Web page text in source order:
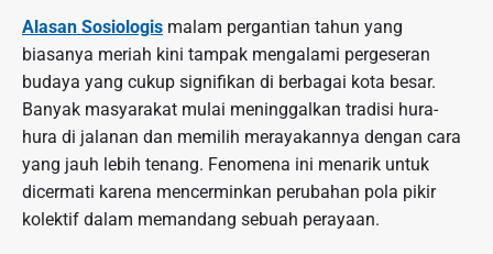
Alasan Sosiologis malam pergantian tahun yang
biasanya meriah kini tampak mengalami pergeseran
budaya yang cukup signifikan di berbagai kota besar.
Banyak masyarakat mulai meninggalkan tradisi hura-
hura di jalanan dan memilih merayakannya dengan cara
yang jauh lebih tenang. Fenomena ini menarik untuk
dicermati karena mencerminkan perubahan pola pikir
kolektif dalam memandang sebuah perayaan.